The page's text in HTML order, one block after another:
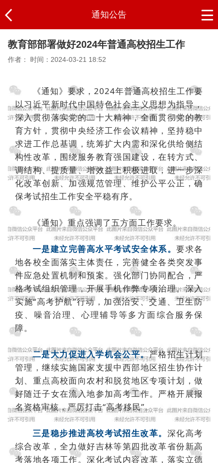
通知公告
教育部部署做好2024年普通高校招生工作
作者： 时间：2024-03-21 18:52
《通知》要求，2024年普通高校招生工作要
以习近平新时代中国特色社会主义思想为指导，
深入贯彻落实党的二十大精神，全面贯彻党的教
育方针，贯彻中央经济工作会议精神，坚持稳中
求进工作总基调，统筹扩大内需和深化供给侧结
构性改革，围绕服务教育强国建设，在转方式、
调结构、提质量、增效益上积极进取，进一步深
化改革创新、加强规范管理、维护公平公正，确
保考试招生工作安全平稳有序。
《通知》重点强调了五方面工作要求。
一是建立完善高水平考试安全体系。要求各
地各校全面落实主体责任，完善健全各类突发事
件应急处置机制和预案。强化部门协同配合，严
格考试组织管理，开展手机作弊专项治理。深入
实施“高考护航”行动，加强治安、交通、卫生防
疫、噪音治理、心理辅导等多方面综合服务保
障。
二是大力促进入学机会公平。严格招生计划
管理，继续实施国家支援中西部地区招生协作计
划、重点高校面向农村和脱贫地区专项计划，做
好随迁子女在流入地参加高考工作。严格开展报
名资格审核，严厉打击“高考移民”。
三是稳步推进高校考试招生改革。 深化高考
综合改革，全力做好吉林等第四批改革省份新高
考落地各项工作。深化考试内容改革，落实立德